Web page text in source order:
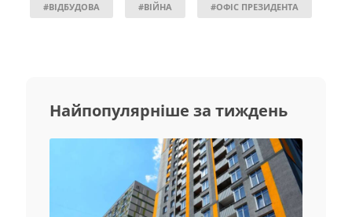
#ВІДБУДОВА #ВІЙНА #ОФІС ПРЕЗИДЕНТА
Найпопулярніше за тиждень